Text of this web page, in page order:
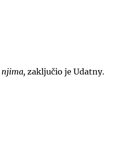
njima, zaključio je Udatny.